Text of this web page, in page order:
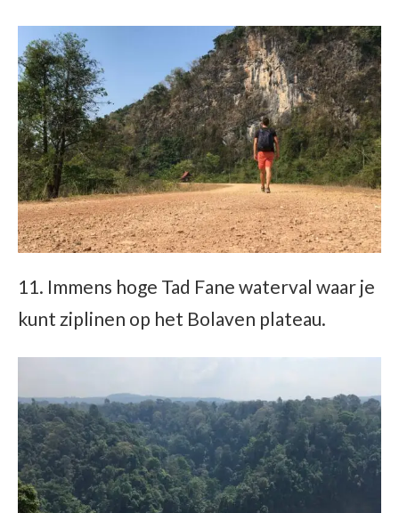
11. Immens hoge Tad Fane waterval waar je
kunt ziplinen op het Bolaven plateau.